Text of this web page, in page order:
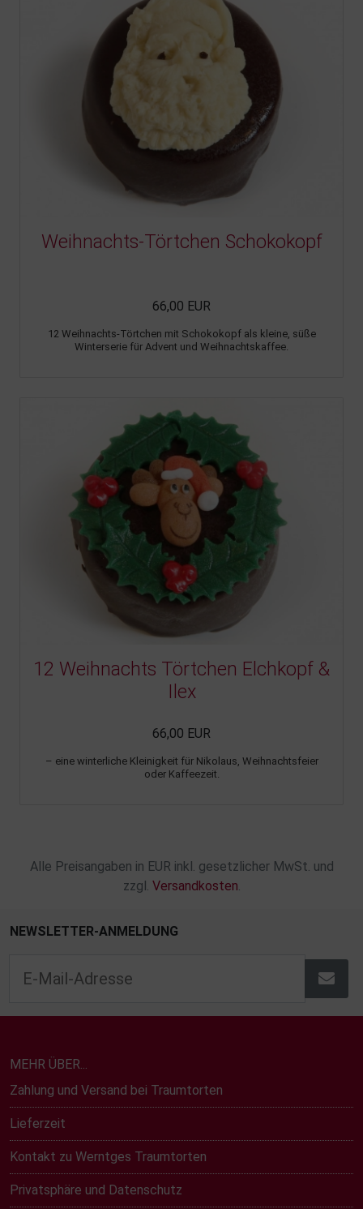
Weihnachts-Törtchen Schokokopf
66,00 EUR
12 Weihnachts-Törtchen mit Schokokopf als kleine, süße
Winterserie für Advent und Weihnachtskaffee.
12 Weihnachts Törtchen Elchkopf &
Ilex
66,00 EUR
– eine winterliche Kleinigkeit für Nikolaus, Weihnachtsfeier
oder Kaffeezeit.
Alle Preisangaben in EUR inkl. gesetzlicher MwSt. und
zzgl. Versandkosten.
NEWSLETTER-ANMELDUNG
MEHR ÜBER...
Zahlung und Versand bei Traumtorten
Lieferzeit
Kontakt zu Werntges Traumtorten
Privatsphäre und Datenschutz